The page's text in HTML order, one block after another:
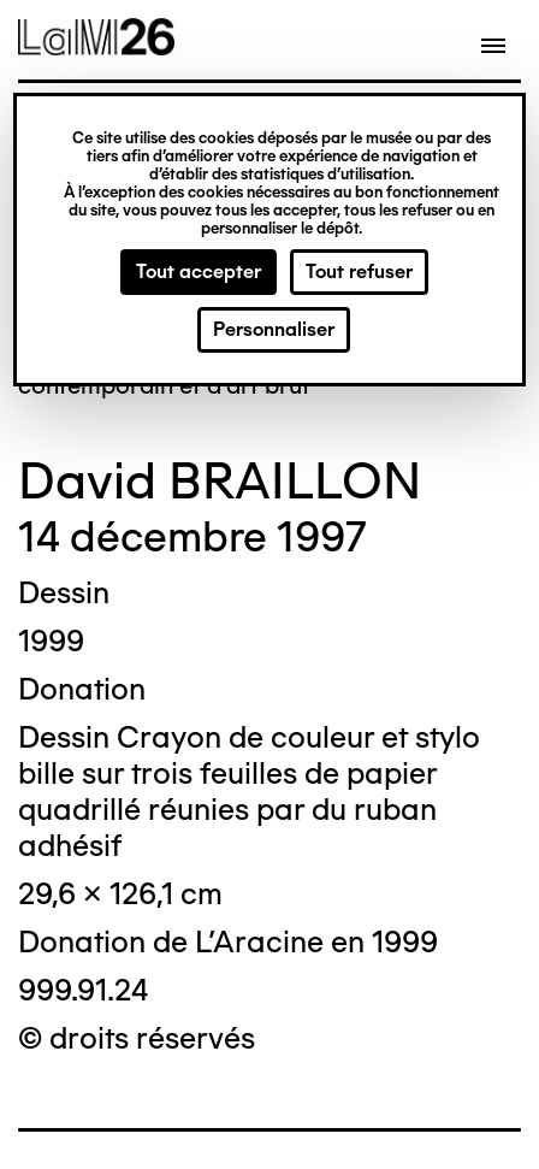
Gestion des cookies
Ce site utilise des cookies déposés par le musée ou par des
tiers afin d’améliorer votre expérience de navigation et
d’établir des statistiques d’utilisation.
À l’exception des cookies nécessaires au bon fonctionnement
du site, vous pouvez tous les accepter, tous les refuser ou en
personnaliser le dépôt.
Tout accepter Tout refuser
Personnaliser
contenu
© Crédit photo : Nicolas Dewitte/LaM Lille
métropole musée d’art moderne d’art
contemporain et d’art brut
David BRAILLON
14 décembre 1997
Dessin
1999
Donation
Dessin Crayon de couleur et stylo
bille sur trois feuilles de papier
quadrillé réunies par du ruban
adhésif
29,6 x 126,1 cm
Donation de L'Aracine en 1999
999.91.24
© droits réservés